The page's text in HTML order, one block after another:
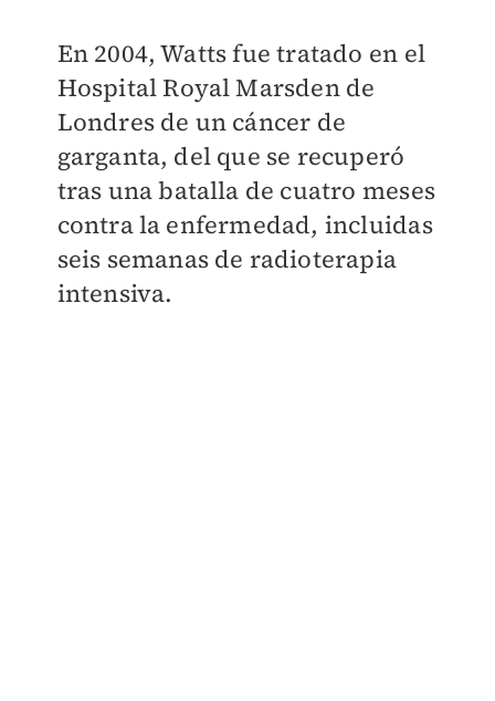
En 2004, Watts fue tratado en el
Hospital Royal Marsden de
Londres de un cáncer de
garganta, del que se recuperó
tras una batalla de cuatro meses
contra la enfermedad, incluidas
seis semanas de radioterapia
intensiva.